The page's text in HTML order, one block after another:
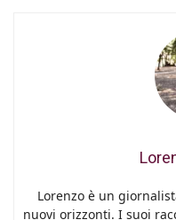
Lorenzo è un
nuovi orizzonti. I suoi